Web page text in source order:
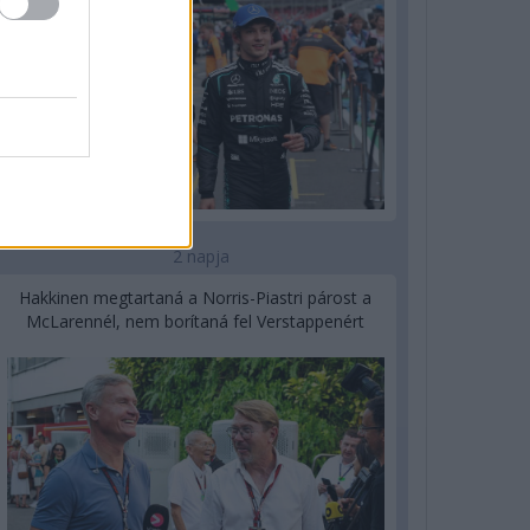
2 napja
Hakkinen megtartaná a Norris-Piastri párost a
McLarennél, nem borítaná fel Verstappenért